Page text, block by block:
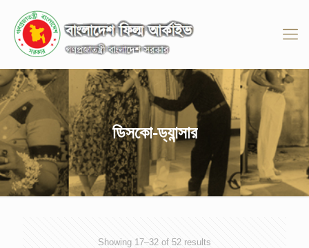
ডিসকো-ড্যান্সার
Showing 17–32 of 52 results